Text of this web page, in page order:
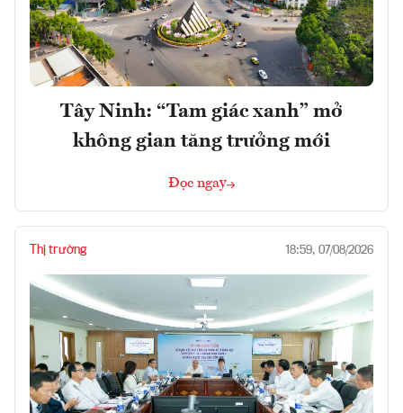
Tây Ninh: “Tam giác xanh” mở
không gian tăng trưởng mới
Đọc ngay
Thị trường 18:59, 07/08/2026